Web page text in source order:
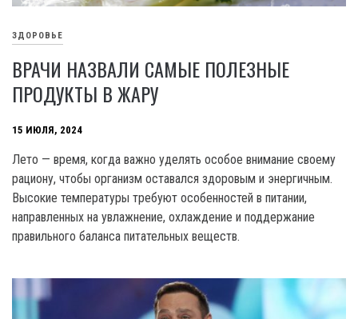
ЗДОРОВЬЕ
ВРАЧИ НАЗВАЛИ САМЫЕ ПОЛЕЗНЫЕ
ПРОДУКТЫ В ЖАРУ
15 ИЮЛЯ, 2024
Лето — время, когда важно уделять особое внимание своему
рациону, чтобы организм оставался здоровым и энергичным.
Высокие температуры требуют особенностей в питании,
направленных на увлажнение, охлаждение и поддержание
правильного баланса питательных веществ.